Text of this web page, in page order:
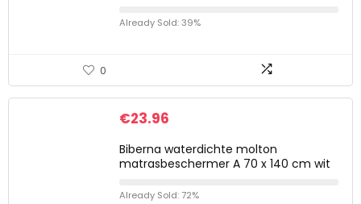
Already Sold: 39%
0
€23.96
Biberna waterdichte molton
matrasbeschermer A 70 x 140 cm wit
Already Sold: 72%